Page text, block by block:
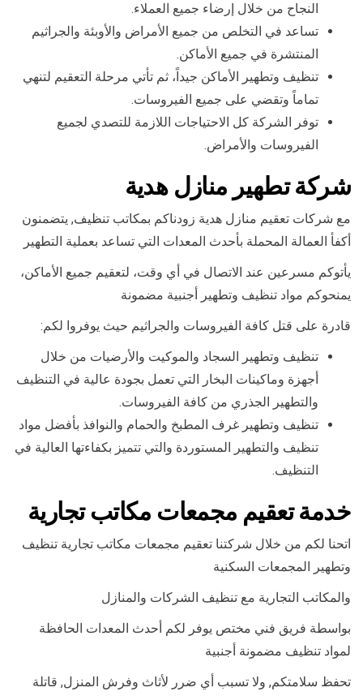
النجاح من خلال إرضاء جميع العملاء.
تساعد في التخلص من جميع الأمراض والأوبئة والجراثيم
المنتشرة في جميع الأماكن.
تنظيف وتطهير الأماكن جيداً، ثم تأتي مرحلة التعقيم لتنهي
تماماً وتقضي على جميع الفيروسات.
توفر الشركة كل الاحتياجات اللازمة للتصدي لجميع
الفيروسات والأمراض.
شركة تطهير منازل هدية
مع شركات تعقيم منازل هدية زودناكم بمكاتب تنظيف, يتضمنون
أكفأ العمالة المحملة بأحدث المعدات التي تساعد بعملية التطهير
يأتوكم مسرعين عند الاتصال في أي وقت، لتعقيم جميع الأماكن،
يمنحوكم مواد تنظيف وتطهير أجنبية مضمونة
قادرة على قتل كافة الفيروسات والجراثيم حيث يوفروا لكم:
تنظيف وتطهير السجاد والموكيت والأرضيات من خلال
أجهزة وماكينات البخار التي تعمل بجودة عالية في التنظيف
والتطهير الجذري من كافة الفيروسات.
تنظيف وتطهير غرف المطبخ والحمام والنوافذ بأفضل مواد
تنظيف والتطهير المستوردة والتي تتميز بكفاءتها العالية في
التنظيف.
خدمة تعقيم مجمعات مكاتب تجارية
اتحنا لكم من خلال شركتنا تعقيم مجمعات مكاتب تجارية تنظيف
وتطهير المجمعات السكنية
والمكاتب التجارية مع تنظيف الشركات والمنازل
بواسطة فريق فني مختص يوفر لكم أحدث المعدات الحافظة
لمواد تنظيف مضمونة أجنبية
تحفظ سلامتكم, ولا تسبب أي ضرر لأثاث وفرش المنزل, قاتلة